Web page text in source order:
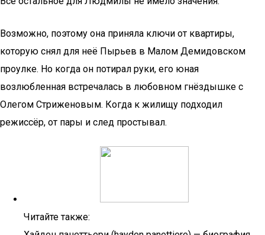
Возможно, поэтому она приняла ключи от квартиры,
которую снял для неё Пырьев в Малом Демидовском
проулке. Но когда он потирал руки, его юная
возлюбленная встречалась в любовном гнёздышке с
Олегом Стриженовым. Когда к жилищу подходил
режиссёр, от пары и след простывал.
Читайте также: